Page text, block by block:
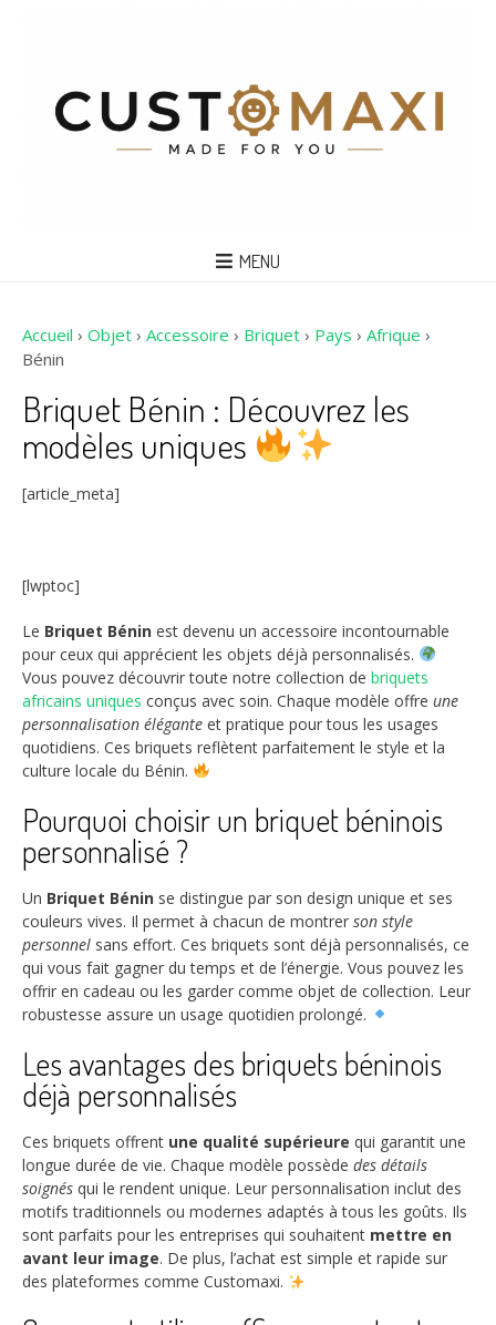
MENU
Accueil › Objet › Accessoire › Briquet › Pays › Afrique ›
Bénin
Briquet Bénin : Découvrez les
modèles uniques
[article_meta]
[lwptoc]
Le Briquet Bénin est devenu un accessoire incontournable
pour ceux qui apprécient les objets déjà personnalisés.
Vous pouvez découvrir toute notre collection de briquets
africains uniques conçus avec soin. Chaque modèle offre une
personnalisation élégante et pratique pour tous les usages
quotidiens. Ces briquets reflètent parfaitement le style et la
culture locale du Bénin.
Pourquoi choisir un briquet béninois
personnalisé ?
Un Briquet Bénin se distingue par son design unique et ses
couleurs vives. Il permet à chacun de montrer son style
personnel sans effort. Ces briquets sont déjà personnalisés, ce
qui vous fait gagner du temps et de l’énergie. Vous pouvez les
offrir en cadeau ou les garder comme objet de collection. Leur
robustesse assure un usage quotidien prolongé.
Les avantages des briquets béninois
déjà personnalisés
Ces briquets offrent une qualité supérieure qui garantit une
longue durée de vie. Chaque modèle possède des détails
soignés qui le rendent unique. Leur personnalisation inclut des
motifs traditionnels ou modernes adaptés à tous les goûts. Ils
sont parfaits pour les entreprises qui souhaitent mettre en
avant leur image. De plus, l’achat est simple et rapide sur
des plateformes comme Customaxi.